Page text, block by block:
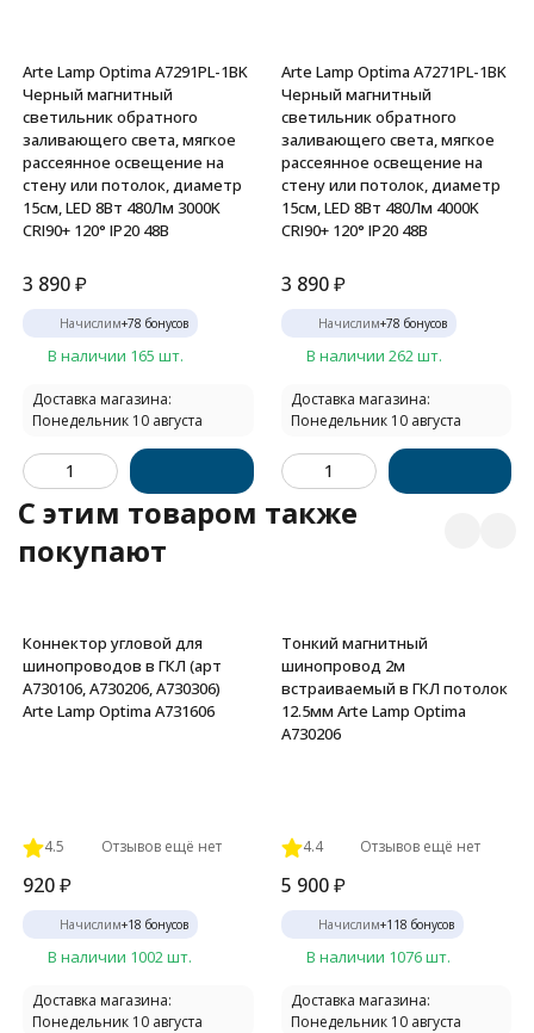
Arte Lamp Optima A7291PL-1BK
Черный магнитный
светильник обратного
заливающего света, мягкое
рассеянное освещение на
стену или потолок, диаметр
15см, LED 8Вт 480Лм 3000K
CRI90+ 120° IP20 48В
3 890₽
Начислим+78 бонусов
В наличии 165 шт.
Доставка магазина:
Понедельник 10 августа
Arte Lamp Optima A7271PL-1BK
Черный магнитный
светильник обратного
заливающего света, мягкое
рассеянное освещение на
стену или потолок, диаметр
15см, LED 8Вт 480Лм 4000K
CRI90+ 120° IP20 48В
3 890 ₽
Начислим+78 бонусов
В наличии 262 шт.
Доставка магазина:
Понедельник 10 августа
C этим товаром также
покупают
Коннектор угловой для
шинопроводов в ГКЛ (арт
A730106, A730206, A730306)
Arte Lamp Optima A731606
4.5 Отзывов ещё нет
920₽
Начислим+18 бонусов
В наличии 1002 шт.
Доставка магазина:
Понедельник 10 августа
Тонкий магнитный
шинопровод 2м
встраиваемый в ГКЛ потолок
12.5мм Arte Lamp Optima
A730206
4.4 Отзывов ещё нет
5 900 ₽
Начислим+118 бонусов
В наличии 1076 шт.
Доставка магазина:
Понедельник 10 августа